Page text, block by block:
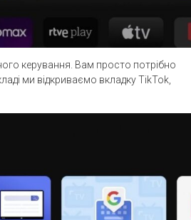
керування. Вам просто потрібно
ми відкриваємо вкладку TikTok,